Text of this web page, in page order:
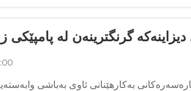
گرنگترینەن لە پامپێکی
بەکارهێنانی ئاوی بەباشی وابەستەیە